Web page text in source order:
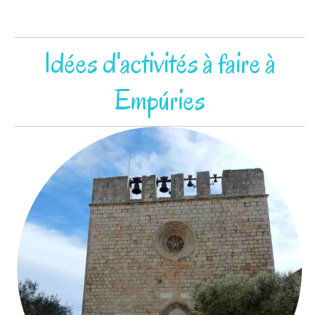
Idées d'activités à faire à
Empúries